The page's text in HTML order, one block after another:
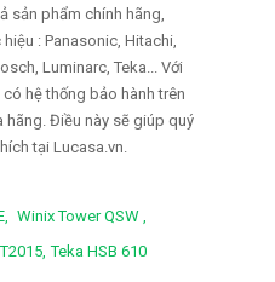
sản phẩm chính hãng,
: Panasonic, Hitachi,
Luminarc, Teka... Với
hệ thống bảo hành trên
hãng. Điều này sẽ giúp quý
tại Lucasa.vn.
Winix Tower QSW ,
Teka HSB 610